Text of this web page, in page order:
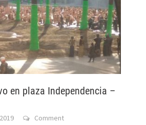
en plaza Independencia –
Comment